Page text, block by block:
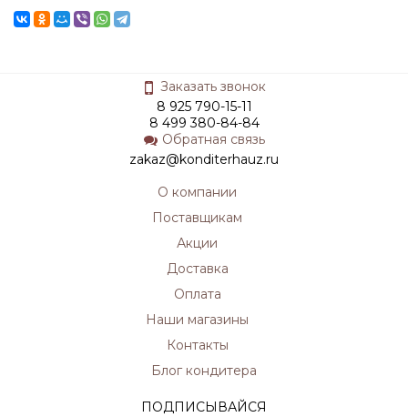
Заказать звонок
8 925 790-15-11
8 499 380-84-84
Обратная связь
zakaz@konditerhauz.ru
О компании
Поставщикам
Акции
Доставка
Оплата
Наши магазины
Контакты
Блог кондитера
ПОДПИСЫВАЙСЯ